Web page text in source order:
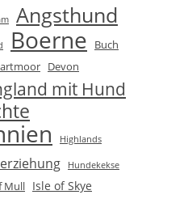
Angsthund
Boerne
Buch
Devon
mit Hund
Highlands
Hundekekse
Mull Isle of Skye